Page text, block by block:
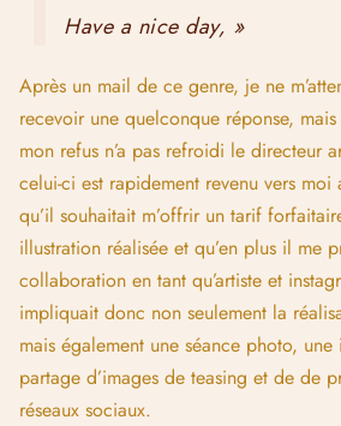
Have a nice day, »
Après un mail de ce genre, je ne
recevoir une quelconque réponse,
mon refus n’a pas refroidi le directeur
celui-ci est rapidement revenu vers moi
qu’il souhaitait m’offrir un tarif
illustration réalisée et qu’en plus il me
collaboration en tant qu’artiste et
impliquait donc non seulement la
mais également une séance photo,
partage d’images de teasing et de de
réseaux sociaux.